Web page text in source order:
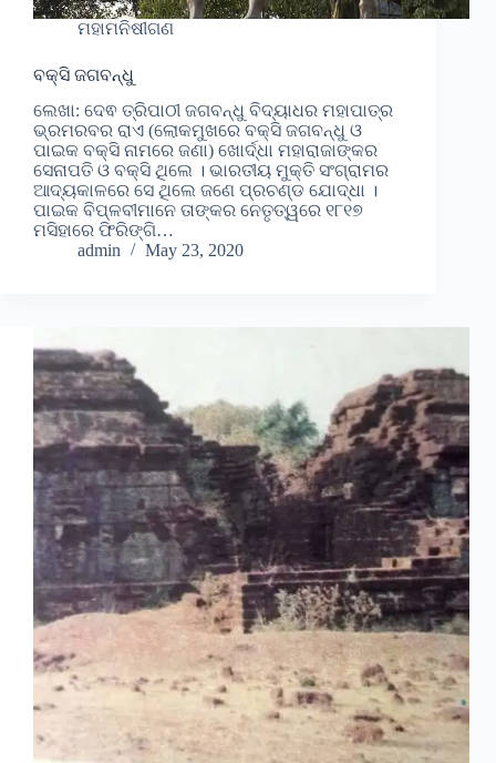
ମହାମନିଷୀଗଣ
ବକ୍ସି ଜଗବନ୍ଧୁ
ଲେଖା: ଦେଵ ତ୍ରିପାଠୀ ଜଗବନ୍ଧୁ ବିଦ୍ୟାଧର ମହାପାତ୍ର
ଭ୍ରମରବର ରାଏ (ଲୋକମୁଖରେ ବକ୍ସି ଜଗବନ୍ଧୁ ଓ
ପାଇକ ବକ୍ସି ନାମରେ ଜଣା) ଖୋର୍ଦ୍ଧା ମହାରାଜାଙ୍କର
ସେନାପତି ଓ ବକ୍ସି ଥିଲେ । ଭାରତୀୟ ମୁକ୍ତି ସଂଗ୍ରାମର
ଆଦ୍ୟକାଳରେ ସେ ଥିଲେ ଜଣେ ପ୍ରଚଣ୍ଡ ଯୋଦ୍ଧା ।
ପାଇକ ବିପ୍ଳବୀମାନେ ତାଙ୍କର ନେତୃତ୍ୱରେ ୧୮୧୭
ମସିହାରେ ଫିରିଙ୍ଗି…
admin
May 23, 2020